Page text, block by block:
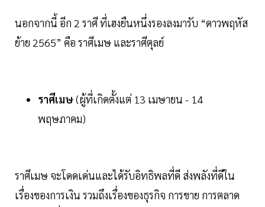
นอกจากนี้ อีก 2 ราศี ที่เฮงยืนหนึ่งรองลงมารับ “ดาวพฤหัส
ย้าย 2565” คือ ราศีเมษ และราศีตุลย์
ราศีเมษ(ผู้ที่เกิดตั้งแต่ 13 เมษายน - 14
พฤษภาคม)
ราศีเมษ จะโดดเด่นและได้รับอิทธิพลที่ดี ส่งพลังที่ดีใน
เรื่องของการเงิน รวมถึงเรื่องของธุรกิจ การขาย การตลาด